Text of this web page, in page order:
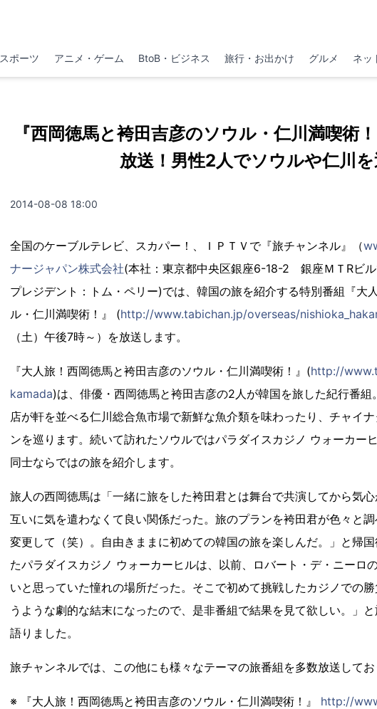
スポーツ アニメ・ゲーム BtoB・ビジネス 旅行・お出かけ グルメ ネッ
『西岡徳馬と袴田吉彦のソウル・仁川満喫術
放送！男性2人でソウルや仁川を
2014-08-08 18:00
全国のケーブルテレビ、スカパー！、ＩＰＴＶで『旅チャンネル』（
ナージャパン株式会社(本社：東京都中央区銀座6-18-2 銀座ＭＴRビ
プレジデント：トム・ペリー)では、韓国の旅を紹介する特別番組『大
ル・仁川満喫術！』 (http://www.tabichan.jp/overseas/
（土）午後7時～）を放送します。
『大人旅！西岡徳馬と袴田吉彦のソウル・仁川満喫術！』(http://
kamada)は、俳優・西岡徳馬と袴田吉彦の2人が韓国を旅した紀行番
店が軒を並べる仁川総合魚市場で新鮮な魚介類を味わったり、チャイ
ンを巡ります。続いて訪れたソウルではパラダイスカジノ ウォーカー
同士ならではの旅を紹介します。
旅人の西岡徳馬は「一緒に旅をした袴田君とは舞台で共演してから気
互いに気を遣わなくて良い関係だった。旅のプランを袴田君が色々と
変更して（笑）。自由きままに初めての韓国の旅を楽しんだ。」と帰
たパラダイスカジノ ウォーカーヒルは、以前、ロバート・デ・ニーロ
いと思っていた憧れの場所だった。そこで初めて挑戦したカジノでの
うような劇的な結末になったので、是非番組で結果を見て欲しい。」
語りました。
旅チャンネルでは、この他にも様々なテーマの旅番組を多数放送してお
※ 『大人旅！西岡徳馬と袴田吉彦のソウル・仁川満喫術！』 http://